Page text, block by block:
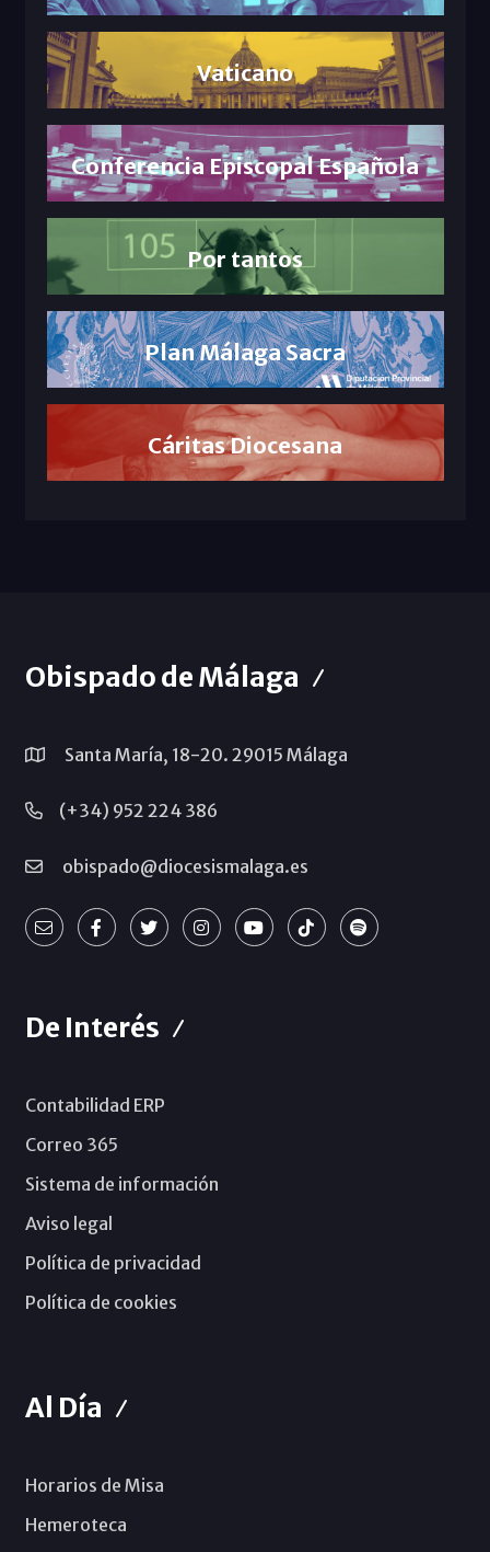
Vaticano
Conferencia Episcopal Española
Por tantos
Plan Málaga Sacra
Cáritas Diocesana
Obispado de Málaga
Santa María, 18-20. 29015 Málaga
(+34) 952 224 386
obispado@diocesismalaga.es
De Interés
Contabilidad ERP
Correo 365
Sistema de información
Aviso legal
Política de privacidad
Política de cookies
Al Día
Horarios de Misa
Hemeroteca